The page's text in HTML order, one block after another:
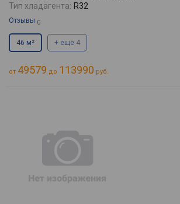
Тип хладагента: R32
Отзывы 0
46 м² + ещё 4
от 49579 до 113990 руб.